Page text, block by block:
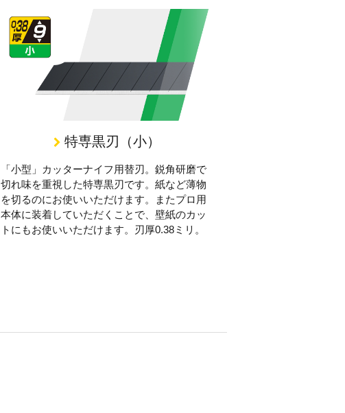
特専黒刃（小）
「小型」カッターナイフ用替刃。鋭角研磨で
切れ味を重視した特専黒刃です。紙など薄物
を切るのにお使いいただけます。またプロ用
本体に装着していただくことで、壁紙のカッ
トにもお使いいただけます。刃厚0.38ミリ。